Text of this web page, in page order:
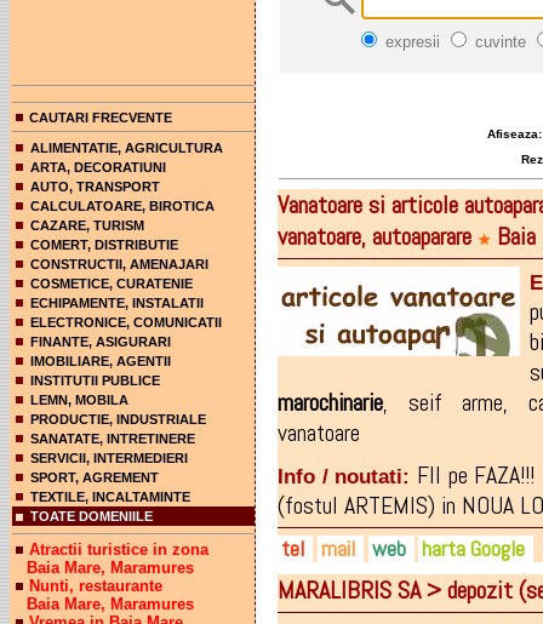
CAUTARI FRECVENTE
ALIMENTATIE, AGRICULTURA
ARTA, DECORATIUNI
AUTO, TRANSPORT
CALCULATOARE, BIROTICA
CAZARE, TURISM
COMERT, DISTRIBUTIE
CONSTRUCTII, AMENAJARI
COSMETICE, CURATENIE
ECHIPAMENTE, INSTALATII
ELECTRONICE, COMUNICATII
FINANTE, ASIGURARI
IMOBILIARE, AGENTII
INSTITUTII PUBLICE
LEMN, MOBILA
PRODUCTIE, INDUSTRIALE
SANATATE, INTRETINERE
SERVICII, INTERMEDIERI
SPORT, AGREMENT
TEXTILE, INCALTAMINTE
TOATE DOMENIILE
Atractii turistice in zona
Baia Mare, Maramures
Nunti, restaurante
Baia Mare, Maramures
expresii cuvinte
Vanatoare si articole
vanatoare, autoaparare ★
marochinarie, seif arme,
vanatoare
Info / noutati: FII pe
(fostul ARTEMIS) in NOUA
tel
0744-636.807
mail
hoksarmalite@yahoo.com
web
hoks.ro
harta Google
MARALIBRIS SA > depozit